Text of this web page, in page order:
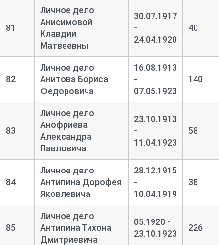
81
Личное дело
Анисимовой
Клавдии
Матвеевны
30.07.1917
-
24.04.1920
40
82
Личное дело
Анитова Бориса
Федоровича
16.08.1913
-
07.05.1923
140
83
Личное дело
Анофриева
Александра
Павловича
23.10.1913
-
11.04.1923
58
84
Личное дело
Антипина Дорофея
Яковлевича
28.12.1915
-
10.04.1919
38
85
Личное дело
Антипина Тихона
Дмитриевича
05.1920 -
23.10.1923
226